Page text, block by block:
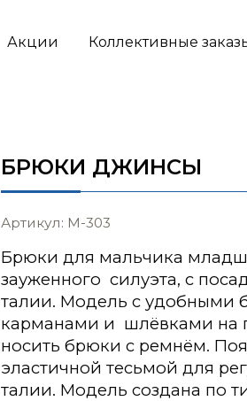
Акции Коллективные
БРЮКИ ДЖИНСЫ
Артикул: М-303
Брюки для мальчика
зауженного силуэта, с
талии. Модель с удобными
карманами и шлёвками на
носить брюки с ремнём.
эластичной тесьмой для
талии. Модель создана по